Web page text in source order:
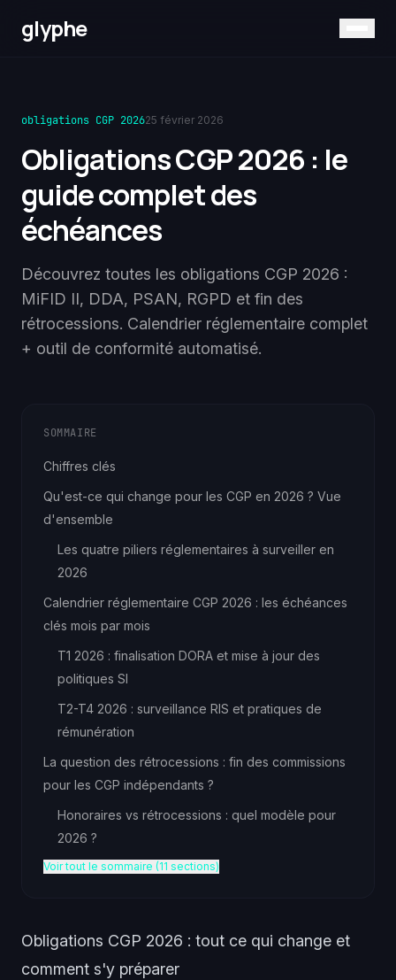
glyphe
obligations CGP 202625 février 2026
Obligations CGP 2026 : le
guide complet des
échéances
Découvrez toutes les obligations CGP 2026 :
MiFID II, DDA, PSAN, RGPD et fin des
rétrocessions. Calendrier réglementaire complet
+ outil de conformité automatisé.
SOMMAIRE
Chiffres clés
Qu'est-ce qui change pour les CGP en 2026 ? Vue
d'ensemble
Les quatre piliers réglementaires à surveiller en
2026
Calendrier réglementaire CGP 2026 : les échéances
clés mois par mois
T1 2026 : finalisation DORA et mise à jour des
politiques SI
T2-T4 2026 : surveillance RIS et pratiques de
rémunération
La question des rétrocessions : fin des commissions
pour les CGP indépendants ?
Honoraires vs rétrocessions : quel modèle pour
2026 ?
Voir tout le sommaire (11 sections)
Obligations CGP 2026 : tout ce qui change et
comment s'y préparer